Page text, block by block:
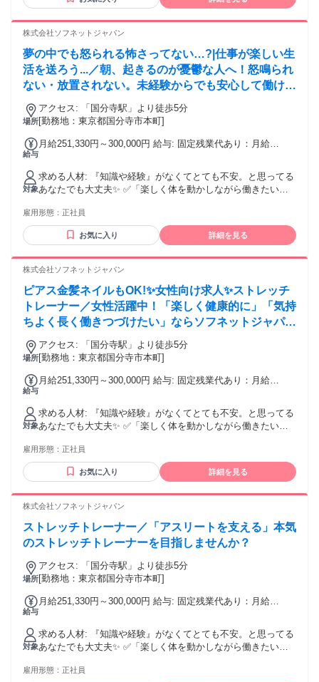
がなくても大丈夫。 お客様と向き合う中で、指名される自
ジャパンで、自分らしい働き方を選びませんか？
株式会社ソフネットジャパン
夢の中でも怒られる怖さってない…?|仕事が楽しい生
活を送ろう...／朝、起きるのが憂鬱な人へ！怒鳴られ
ない・放置されない。未経験からでも安心して働ける
職場あります！
場所
アクセス: 「国分寺駅」より徒歩5分
[勤務地：東京都国分寺市本町]
給与
月給251,330円～300,000円 給与: 固定残業代あり：月給
￥55,170（36時間相当分）を含む。36時間を超える残業代は
追加で支給する。
対象
求める人材: 『知識や経験』がなくてとても不安。と思ってる
あなたでも大丈夫✨ ✅「楽しく体を動かしながら働きたい」
トも大切にしたい」 ✅「スポーツ経験を活かした仕事をした
い」 そんな気持ちがあれば、十分スタートライン！ 今は自信
がなくても大丈夫。 お客様と向き合う中で、指名される自
ジャパンで、自分らしい働き方を選びませんか？
雇用形態： 正社員
お気に入り 詳細を見る
株式会社ソフネットジャパン
ピアス金髪ネイルもOK!✨女性向け求人✨ストレッチ
トレーナー／女性活躍中！「楽しく健康的に」「気持
ちよく長く働きつづけたい」ならソフネットジャパ
ン！
場所
アクセス: 「国分寺駅」より徒歩5分
[勤務地：東京都国分寺市本町]
給与
月給251,330円～300,000円 給与: 固定残業代あり：月給
￥55,170（36時間相当分）を含む。36時間を超える残業代は
追加で支給する。
対象
求める人材: 『知識や経験』がなくてとても不安。と思ってる
あなたでも大丈夫✨ ✅「楽しく体を動かしながら働きたい」
トも大切にしたい」 ✅「スポーツ経験を活かした仕事をした
い」 そんな気持ちがあれば、十分スタートライン！ 今は自信
がなくても大丈夫。 お客様と向き合う中で、指名される自
ジャパンで、自分らしい働き方を選びませんか？
雇用形態： 正社員
お気に入り 詳細を見る
株式会社ソフネットジャパン
ストレッチトレーナー／「アスリートを支える」本気
のストレッチトレーナーを目指しませんか？
場所
アクセス: 「国分寺駅」より徒歩5分
[勤務地：東京都国分寺市本町]
給与
月給251,330円～300,000円 給与: 固定残業代あり：月給
￥55,170（36時間相当分）を含む。36時間を超える残業代は
追加で支給する。
対象
求める人材: 『知識や経験』がなくてとても不安。と思ってる
あなたでも大丈夫✨ ✅「楽しく体を動かしながら働きたい」
トも大切にしたい」 ✅「スポーツ経験を活かした仕事をした
雇用形態： 正社員